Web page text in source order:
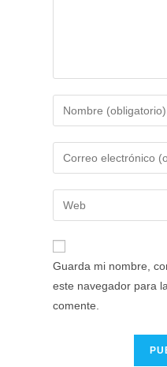
Guarda mi nombre,
este navegador para
comente.